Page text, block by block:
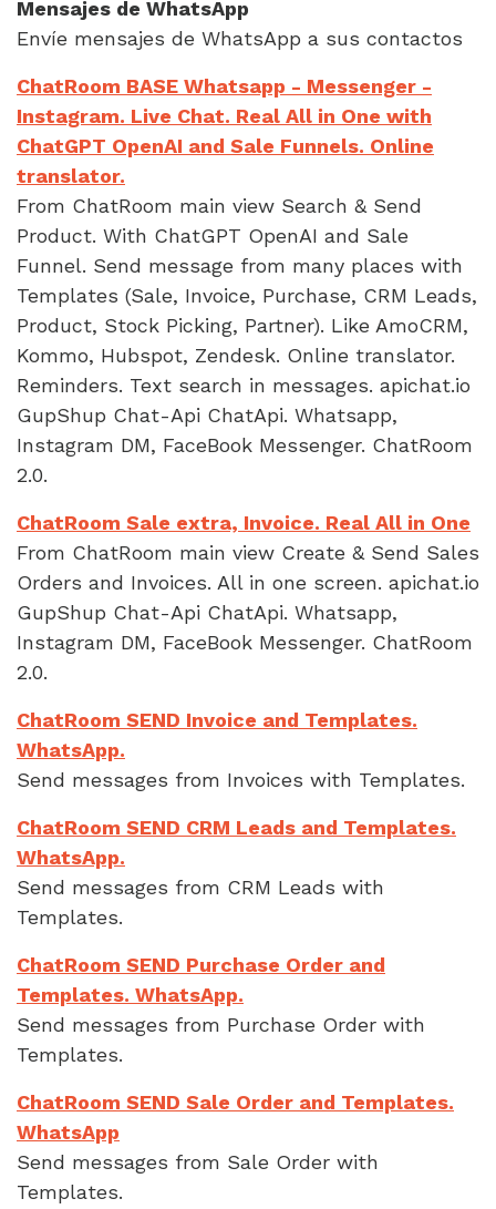
Mensajes de WhatsApp
Envíe mensajes de WhatsApp a sus contactos
ChatRoom BASE Whatsapp - Messenger -
Instagram. Live Chat. Real All in One with
ChatGPT OpenAI and Sale Funnels. Online
translator.
From ChatRoom main view Search & Send
Product. With ChatGPT OpenAI and Sale
Funnel. Send message from many places with
Templates (Sale, Invoice, Purchase, CRM Leads,
Product, Stock Picking, Partner). Like AmoCRM,
Kommo, Hubspot, Zendesk. Online translator.
Reminders. Text search in messages. apichat.io
GupShup Chat-Api ChatApi. Whatsapp,
Instagram DM, FaceBook Messenger. ChatRoom
2.0.
ChatRoom Sale extra, Invoice. Real All in One
From ChatRoom main view Create & Send Sales
Orders and Invoices. All in one screen. apichat.io
GupShup Chat-Api ChatApi. Whatsapp,
Instagram DM, FaceBook Messenger. ChatRoom
2.0.
ChatRoom SEND Invoice and Templates.
WhatsApp.
Send messages from Invoices with Templates.
ChatRoom SEND CRM Leads and Templates.
WhatsApp.
Send messages from CRM Leads with
Templates.
ChatRoom SEND Purchase Order and
Templates. WhatsApp.
Send messages from Purchase Order with
Templates.
ChatRoom SEND Sale Order and Templates.
WhatsApp
Send messages from Sale Order with
Templates.